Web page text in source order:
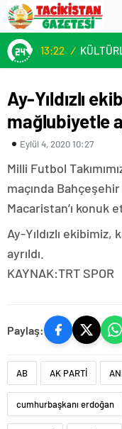
13:22 /
Ay-Yıldızlı
mağlubiyetle
Eylül 4, 2020 10:27
Milli Futbol
maçında
Macaristan’ı konuk
Ay-Yıldızlı
ayrıldı.
KAYNAK:TRT SPOR
Paylaş:
AB AK PARTİ
cumhurbaşkanı erdoğan